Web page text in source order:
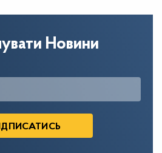
Новини